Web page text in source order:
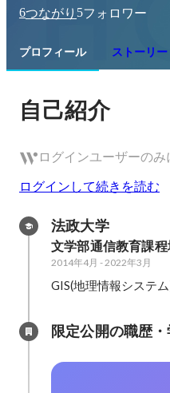
6つながり 5フォロワー
プロフィール ストーリー
自己紹介
ログインユーザーのみ
ログインして続きを読む
法政大学
文学部通信教育課
2014年4月 -2022年3月
GIS(地理情報システ
限定公開の職歴